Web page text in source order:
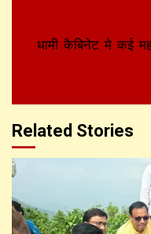
धामी कैबिनेट मे कई
Related Stories